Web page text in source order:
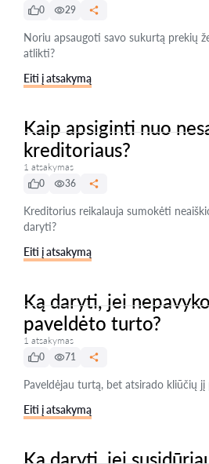
0
29
Noriu apsaugoti savo sukurtą prekių
atlikti?
Eiti į atsakymą
Kaip apsiginti nuo
kreditoriaus?
1 atsakymas
0
36
Kreditorius reikalauja sumokėti
daryti?
Eiti į atsakymą
Ką daryti, jei
paveldėto turto?
1 atsakymas
0
71
Paveldėjau turtą, bet atsirado kliūčių
Eiti į atsakymą
Ką daryti, jei